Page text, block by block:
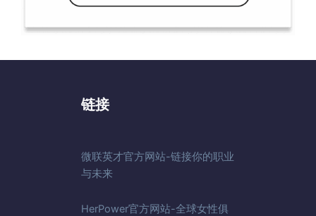
链接
微联英才官方网站-链接你的职业
与未来
HerPower官方网站-全球女性俱